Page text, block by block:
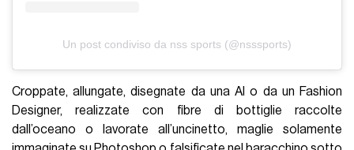
Un post condiviso da nss sports (@nsssports)
Croppate, allungate, disegnate da una AI o da un Fashion
Designer, realizzate con fibre di bottiglie raccolte
dall’oceano o lavorate all’uncinetto, maglie solamente